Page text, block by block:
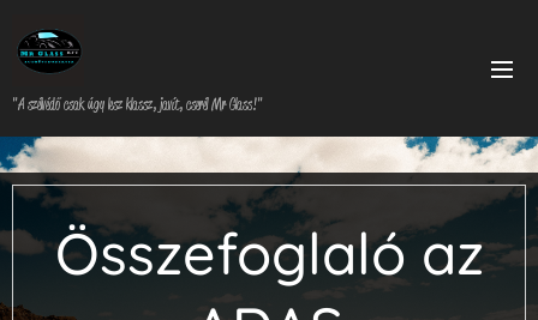
"A szélvédő csak úgy lesz klassz, javít, cserél Mr Glass!"
Összefoglaló az